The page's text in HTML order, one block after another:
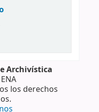
Archivística
los derechos